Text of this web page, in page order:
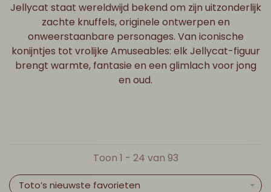
Jellycat staat wereldwijd bekend om zijn uitzonderlijk
zachte knuffels, originele ontwerpen en
onweerstaanbare personages. Van iconische
konijntjes tot vrolijke Amuseables: elk Jellycat-figuur
brengt warmte, fantasie en een glimlach voor jong
en oud.
Toon 1 - 24 van 93
Toto’s nieuwste favorieten